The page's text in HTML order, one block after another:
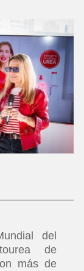
del
de
más de